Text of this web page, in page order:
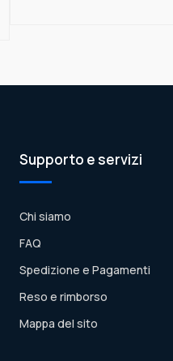
Supporto e servizi
Chi siamo
FAQ
Spedizione e Pagamenti
Reso e rimborso
Mappa del sito